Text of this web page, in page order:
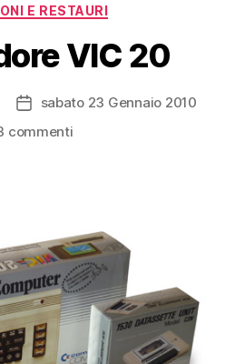
E RESTAURI
VIC 20
Data
dell'articolo
sabato 23 Gennaio 2010
commentisu